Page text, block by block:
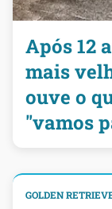
Após 12
mais
ouve o
"vamos
GOLDEN